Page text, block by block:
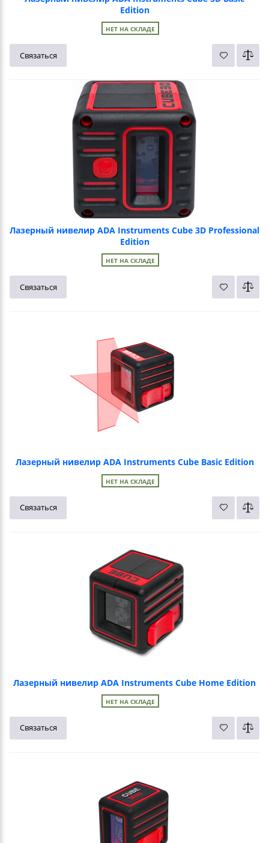
Edition
НЕТ НА СКЛАДЕ
Связаться
Лазерный нивелир ADA Instruments Cube 3D Professional
Edition
НЕТ НА СКЛАДЕ
Связаться
Лазерный нивелир ADA Instruments Cube Basic Edition
НЕТ НА СКЛАДЕ
Связаться
Лазерный нивелир ADA Instruments Cube Home Edition
НЕТ НА СКЛАДЕ
Связаться